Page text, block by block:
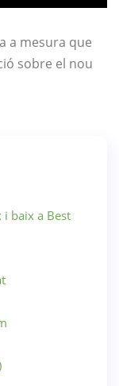
a mesura que
sobre el nou
baix a Best